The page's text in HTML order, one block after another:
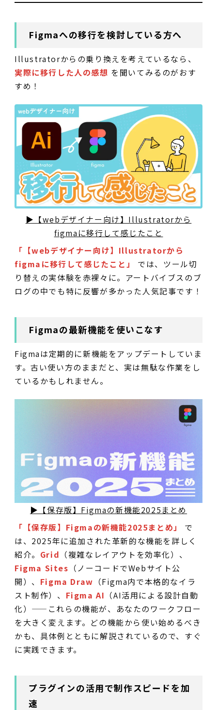
Figmaへの移行を検討している方へ
Illustratorからの乗り換えを考えているなら、
実際に移行した人の感想 を聞いてみるのがおす
すめ！
▶【webデザイナー向け】Illustratorから
figmaに移行して感じたこと
「【webデザイナー向け】Illustratorから
figmaに移行して感じたこと」
では、ツール切
り替えの実体験を赤裸々に。アートバイブスのブ
ログの中でも特に反響が多かった人気記事です！
Figmaの最新機能を使いこなす
Figmaは定期的に新機能をアップデートしていま
す。古い使い方のままだと、実は無駄な作業をし
ているかもしれません。
▶【保存版】Figmaの新機能2025まとめ
「【保存版】Figmaの新機能2025まとめ」
で
は、2025年に追加された革新的な機能を詳しく
紹介。 Grid （複雑なレイアウトを効率化）、
Figma Sites （ノーコードでWebサイト公
開）、 Figma Draw （Figma内で本格的なイラ
スト制作）、 Figma AI （AI活用による設計自動
化）——これらの機能が、あなたのワークフロー
を大きく変えます。どの機能から使い始めるべき
かも、具体例とともに解説されているので、すぐ
に実践できます。
プラグインの活用で制作スピードを加
速